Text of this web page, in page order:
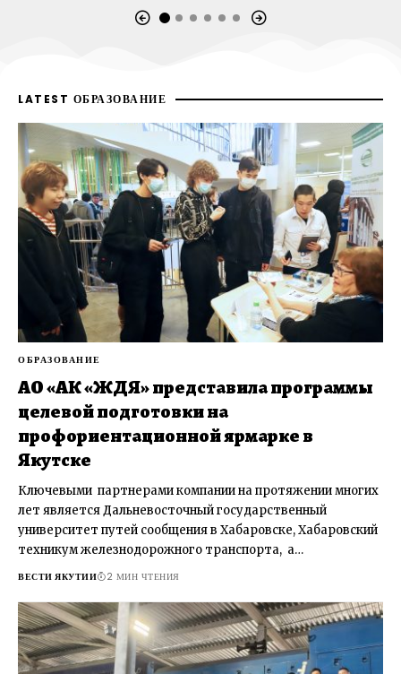
LATEST ОБРАЗОВАНИЕ
ОБРАЗОВАНИЕ
АО «АК «ЖДЯ» представила программы
целевой подготовки на
профориентационной ярмарке в
Якутске
Ключевыми партнерами компании на протяжении многих
лет является Дальневосточный государственный
университет путей сообщения в Хабаровске, Хабаровский
техникум железнодорожного транспорта, а…
ВЕСТИ ЯКУТИИ 2 МИН ЧТЕНИЯ